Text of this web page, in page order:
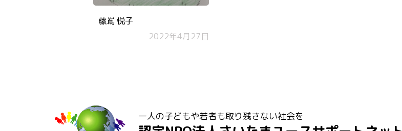
藤嶌 悦子
2022年4月27日
一人の子どもや若者も取り残さない社会を